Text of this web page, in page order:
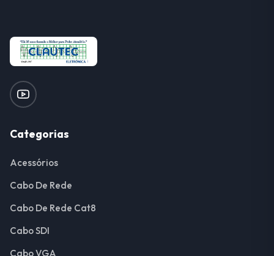
Categorias
Acessórios
Cabo De Rede
Cabo De Rede Cat8
Cabo SDI
Cabo VGA